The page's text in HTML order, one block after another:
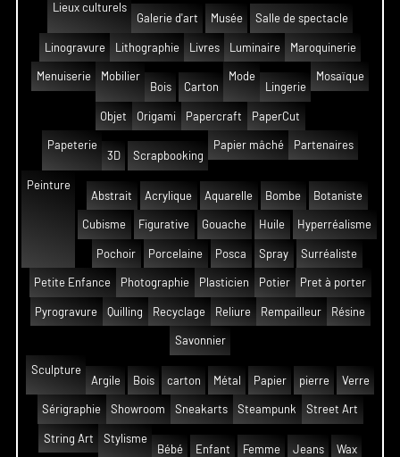
Lieux culturels
Galerie d'art
Musée Salle de spectacle
Linogravure Lithographie Livres Luminaire Maroquinerie
Menuiserie
Mobilier
Bois
Carton
Mode
Lingerie
Mosaïque
Objet Origami Papercraft PaperCut
Papeterie
3D
Scrapbooking
Papier mâché Partenaires
Peinture
Abstrait
Acrylique Aquarelle Bombe Botaniste
Cubisme Figurative Gouache Huile Hyperréalisme
Pochoir Porcelaine Posca Spray Surréaliste
Petite Enfance Photographie Plasticien Potier Pret à porter
Pyrogravure Quilling Recyclage Reliure Rempailleur Résine
Savonnier
Sculpture
Argile
Bois carton Métal Papier pierre Verre
Sérigraphie Showroom Sneakarts Steampunk Street Art
String Art
Stylisme
Bébé
Enfant Femme Jeans Wax